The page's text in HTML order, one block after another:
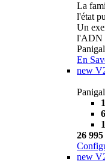
La
l'état
Un
l'ADN
En
new
26 995
new